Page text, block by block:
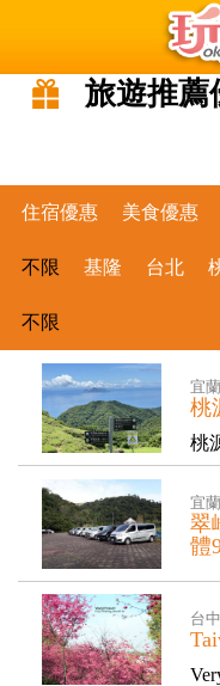
旅遊推薦
住宿優惠 美食優惠
不限 基隆 台北
不限
宜
桃
桃
體
宜
翠
體
翠
台